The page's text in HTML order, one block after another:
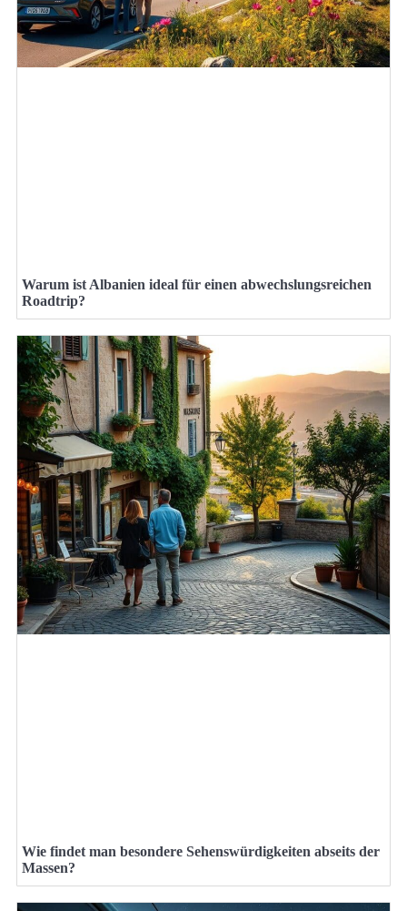
Warum ist Albanien ideal für einen abwechslungsreichen
Roadtrip?
Wie findet man besondere Sehenswürdigkeiten abseits der
Massen?